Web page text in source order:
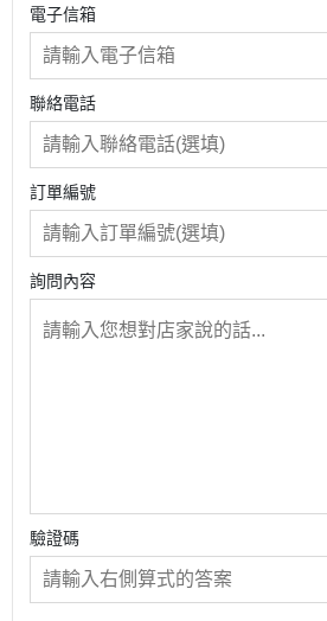
電子信箱
聯絡電話
訂單編號
詢問內容
驗證碼